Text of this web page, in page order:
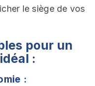
le siège de vos
pour un
:
: